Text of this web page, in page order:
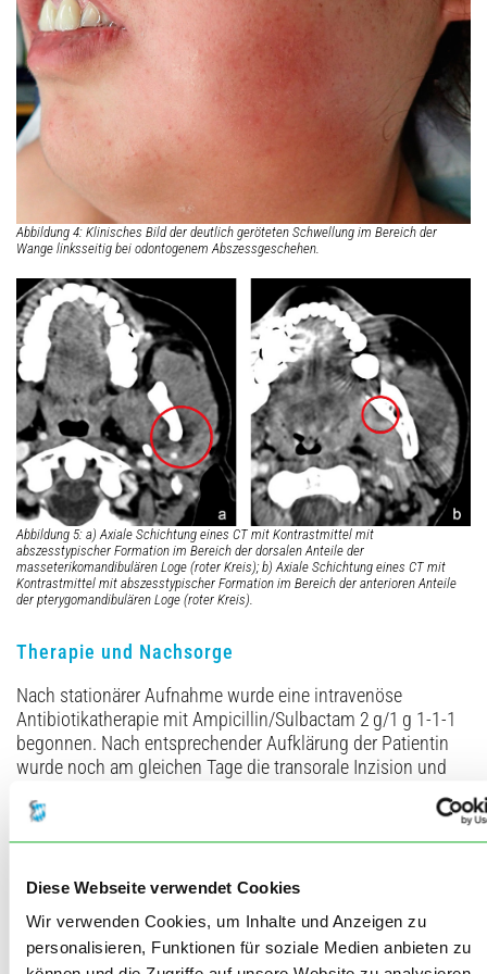
Diese Webseite verwendet Cookies
Wir verwenden Cookies, um Inhalte und Anzeigen zu
personalisieren, Funktionen für soziale Medien anbieten zu
Abbildung 4: Klinisches Bild der deutlich geröteten Schwellung im Bereich der
Wange linksseitig bei odontogenem Abszessgeschehen.
Abbildung 5: a) Axiale Schichtung eines CT mit Kontrastmittel mit
abszesstypischer Formation im Bereich der dorsalen Anteile der
masseterikomandibulären Loge (roter Kreis); b) Axiale Schichtung eines CT mit
Kontrastmittel mit abszesstypischer Formation im Bereich der anterioren Anteile
der pterygomandibulären Loge (roter Kreis).
Therapie und Nachsorge
Nach stationärer Aufnahme wurde eine intravenöse
Antibiotikatherapie mit Ampicillin/Sulbactam 2 g/1 g 1-1-1
begonnen. Nach entsprechender Aufklärung der Patientin
wurde noch am gleichen Tage die transorale Inzision und
durchgeführt. Aufgrund der stark eingeschränkten
Kieferöffnung erfolgte die fiberoptisch unterstützte, nasale
Intubationsverfahren sind im klinischen Alltag zwar selten,
werden jedoch in der Kopf- Halschirurgie regelmäßig
angewendet. Bei der intraoperativ möglichen forcierten
Kieferöffnung entleerte sich aus dem Bereich der Alveole